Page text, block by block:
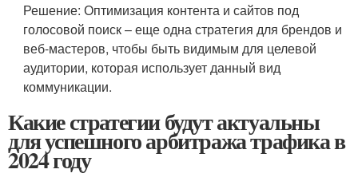
Решение: Оптимизация контента и сайтов под
голосовой поиск – еще одна стратегия для брендов и
веб-мастеров, чтобы быть видимым для целевой
аудитории, которая использует данный вид
коммуникации.
Какие стратегии будут актуальны
для успешного арбитража трафика в
2024 году